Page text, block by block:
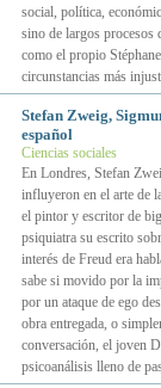
social, política,
sino de largos procesos
como el propio
circunstancias más
Stefan Zweig,
español
Ciencias sociales
En Londres, Stefan
influyeron en el arte de
el pintor y escritor de
psiquiatra su escrito
interés de Freud era
sabe si movido por la
por un ataque de ego
obra entregada, o
conversación, el joven
psicoanálisis lleno de